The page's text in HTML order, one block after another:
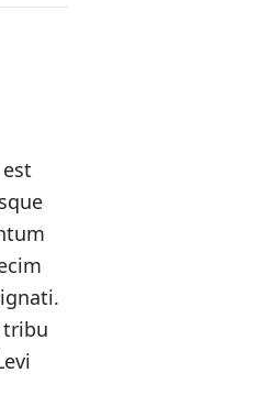
tribu